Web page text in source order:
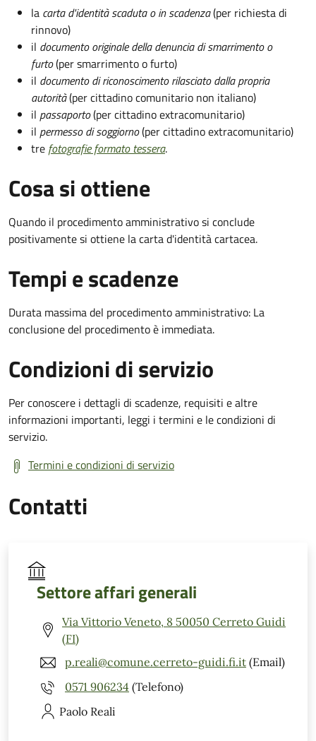
la carta d'identità scaduta o in scadenza(per richiesta di
rinnovo)
il documento originale della denuncia di smarrimento o
furto(per smarrimento o furto)
il documento di riconoscimento rilasciato dalla propria
autorità(per cittadino comunitario non italiano)
il passaporto(per cittadino extracomunitario)
il permesso di soggiorno(per cittadino extracomunitario)
tre fotografie formato tessera.
Cosa si ottiene
Quando il procedimento amministrativo si conclude
positivamente si ottiene la carta d'identità cartacea.
Tempi e scadenze
Durata massima del procedimento amministrativo: La
conclusione del procedimento è immediata.
Condizioni di servizio
Per conoscere i dettagli di scadenze, requisiti e altre
informazioni importanti, leggi i termini e le condizioni di
servizio.
Termini e condizioni di servizio
Contatti
Settore affari generali
Via Vittorio Veneto, 8 50050 Cerreto Guidi
(FI)
p.reali@comune.cerreto-guidi.fi.it (Email)
0571 906234 (Telefono)
Paolo Reali